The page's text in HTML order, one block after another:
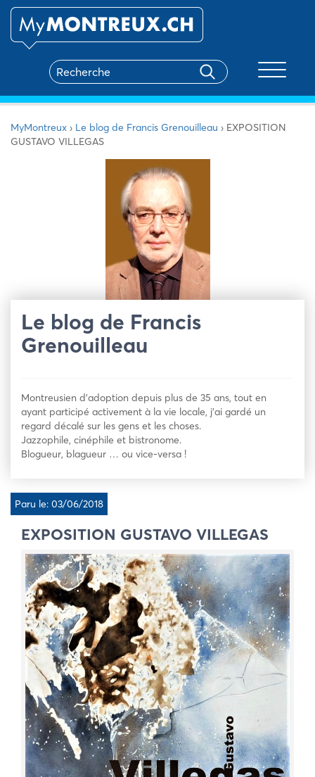
MyMontreux › Le blog de Francis Grenouilleau › EXPOSITION
GUSTAVO VILLEGAS
Le blog de Francis
Grenouilleau
Montreusien d’adoption depuis plus de 35 ans, tout en
ayant participé activement à la vie locale, j’ai gardé un
regard décalé sur les gens et les choses.
Jazzophile, cinéphile et bistronome.
Blogueur, blagueur … ou vice-versa !
Paru le: 03/06/2018
EXPOSITION GUSTAVO VILLEGAS